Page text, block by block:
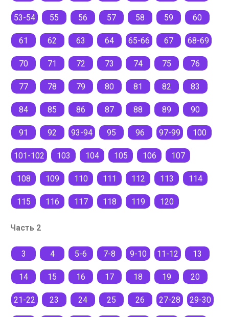
53-54 55 56 57 58 59 60
61 62 63 64 65-66 67 68-69
70 71 72 73 74 75 76
77 78 79 80 81 82 83
84 85 86 87 88 89 90
91 92 93-94 95 96 97-99 100
101-102 103 104 105 106 107
108 109 110 111 112 113 114
115 116 117 118 119 120
Часть 2
3 4 5-6 7-8 9-10 11-12 13
14 15 16 17 18 19 20
21-22 23 24 25 26 27-28 29-30